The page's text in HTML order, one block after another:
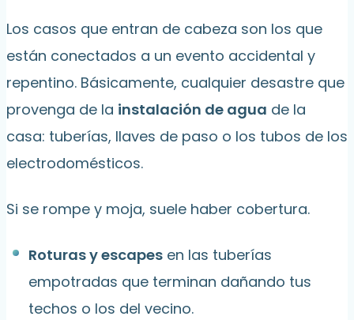
Los casos que entran de cabeza son los que
están conectados a un evento accidental y
repentino. Básicamente, cualquier desastre que
provenga de la instalación de agua de la
casa: tuberías, llaves de paso o los tubos de los
electrodomésticos.
Si se rompe y moja, suele haber cobertura.
Roturas y escapes en las tuberías
empotradas que terminan dañando tus
techos o los del vecino.